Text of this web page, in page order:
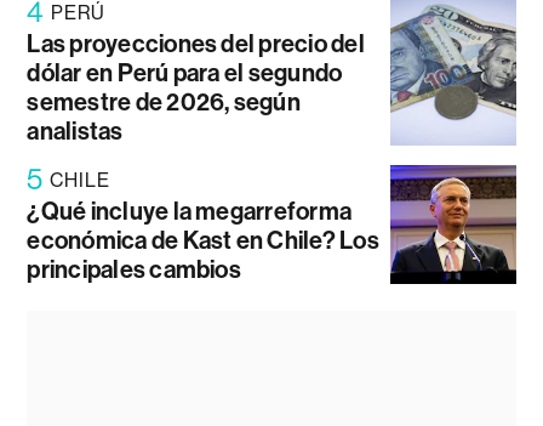
4 PERÚ
Las proyecciones del precio del
dólar en Perú para el segundo
semestre de 2026, según
analistas
5 CHILE
¿Qué incluye la megarreforma
económica de Kast en Chile? Los
principales cambios